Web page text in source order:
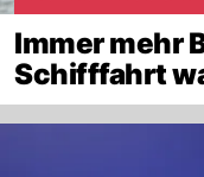
Immer mehr
Schifffahrt